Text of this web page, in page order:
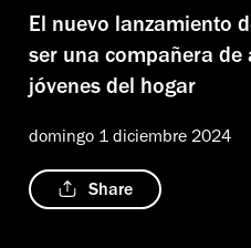
El nuevo lanzamiento
ser una compañera de
jóvenes del hogar
domingo 1 diciembre 2024
Share